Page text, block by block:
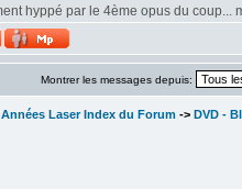
hyppé par le 4ème opus du
Montrer les messages depuis:
Laser Index du Forum -> DVD -